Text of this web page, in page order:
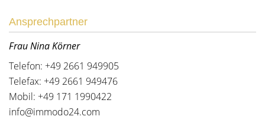
Ansprechpartner
Frau Nina Körner
Telefon: +49 2661 949905
Telefax: +49 2661 949476
Mobil: +49 171 1990422
info@immodo24.com